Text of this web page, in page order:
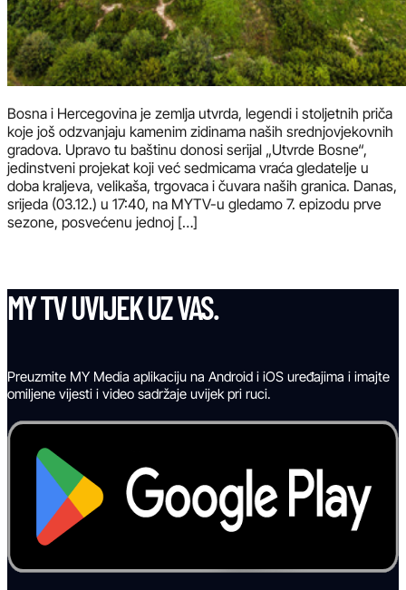
Bosna i Hercegovina je zemlja utvrda, legendi i stoljetnih priča
koje još odzvanjaju kamenim zidinama naših srednjovjekovnih
gradova. Upravo tu baštinu donosi serijal „Utvrde Bosne“,
jedinstveni projekat koji već sedmicama vraća gledatelje u
doba kraljeva, velikaša, trgovaca i čuvara naših granica. Danas,
srijeda (03.12.) u 17:40, na MYTV-u gledamo 7. epizodu prve
sezone, posvećenu jednoj […]
MY TV UVIJEK UZ VAS.
Preuzmite MY Media aplikaciju na Android i iOS uređajima i imajte
omiljene vijesti i video sadržaje uvijek pri ruci.